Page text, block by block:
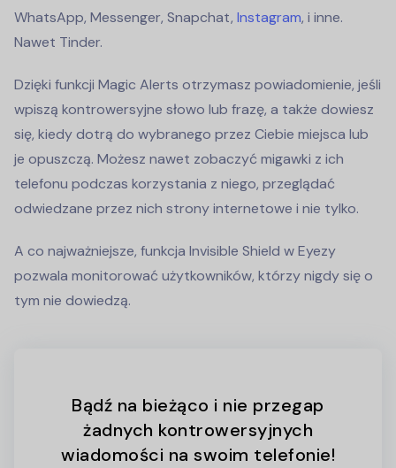
WhatsApp, Messenger, Snapchat, Instagram, i inne.
Nawet Tinder.
Dzięki funkcji Magic Alerts otrzymasz powiadomienie, jeśli
wpiszą kontrowersyjne słowo lub frazę, a także dowiesz
się, kiedy dotrą do wybranego przez Ciebie miejsca lub
je opuszczą. Możesz nawet zobaczyć migawki z ich
telefonu podczas korzystania z niego, przeglądać
odwiedzane przez nich strony internetowe i nie tylko.
A co najważniejsze, funkcja Invisible Shield w Eyezy
pozwala monitorować użytkowników, którzy nigdy się o
tym nie dowiedzą.
Bądź na bieżąco i nie przegap
żadnych kontrowersyjnych
wiadomości na swoim telefonie!